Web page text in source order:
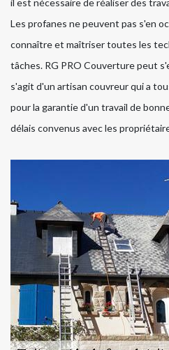
il est nécessaire de réaliser des
Les profanes ne peuvent pas s'en
connaître et maîtriser toutes les
tâches. RG PRO Couverture peut
s'agit d'un artisan couvreur qui a
pour la garantie d'un travail de
délais convenus avec les